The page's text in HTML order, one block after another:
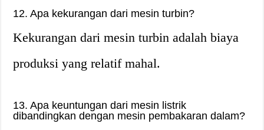
12. Apa kekurangan dari mesin turbin?
Kekurangan dari mesin turbin adalah biaya
produksi yang relatif mahal.
13. Apa keuntungan dari mesin listrik
dibandingkan dengan mesin pembakaran dalam?